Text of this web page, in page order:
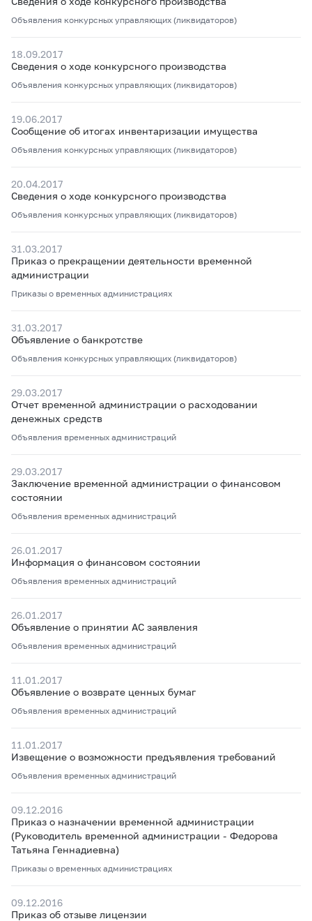
Объявления конкурсных управляющих (ликвидаторов)
18.09.2017
Сведения о ходе конкурсного производства
Объявления конкурсных управляющих (ликвидаторов)
19.06.2017
Сообщение об итогах инвентаризации имущества
Объявления конкурсных управляющих (ликвидаторов)
20.04.2017
Сведения о ходе конкурсного производства
Объявления конкурсных управляющих (ликвидаторов)
31.03.2017
Приказ о прекращении деятельности временной
администрации
Приказы о временных администрациях
31.03.2017
Объявление о банкротстве
Объявления конкурсных управляющих (ликвидаторов)
29.03.2017
Отчет временной администрации о расходовании
денежных средств
Объявления временных администраций
29.03.2017
Заключение временной администрации о финансовом
состоянии
Объявления временных администраций
26.01.2017
Информация о финансовом состоянии
Объявления временных администраций
26.01.2017
Объявление о принятии АС заявления
Объявления временных администраций
11.01.2017
Объявление о возврате ценных бумаг
Объявления временных администраций
11.01.2017
Извещение о возможности предъявления требований
Объявления временных администраций
09.12.2016
Приказ о назначении временной администрации
(Руководитель временной администрации - Федорова
Татьяна Геннадиевна)
Приказы о временных администрациях
09.12.2016
Приказ об отзыве лицензии